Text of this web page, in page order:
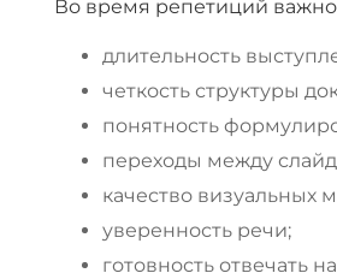
Во время репетиций
длительность
четкость структуры
понятность
переходы между
качество визуальных
уверенность речи;
готовность отвечать